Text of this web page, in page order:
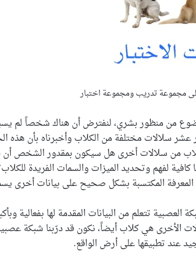
مجموعة تدريب ومجموعة اختبار
من منظور بشري، لنفترض أن هناك شخصاً لم
سلالات مختلفة من الكلاب وأخبرناه بأن هذه
من سلالات أخرى هل سيكون بمقدور الشخص أن
لفهم وتحديد الميزات والسمات الفريدة
المعرفة المكتسبة بشكل صحيح على بيانات أخرى
تتعلم من البيانات المقدمة لها بفعالية
الأخرى هي كلاب أيضاً، نكون قد درّبنا شبكة
عند تطبيقها على أرض الواقع.